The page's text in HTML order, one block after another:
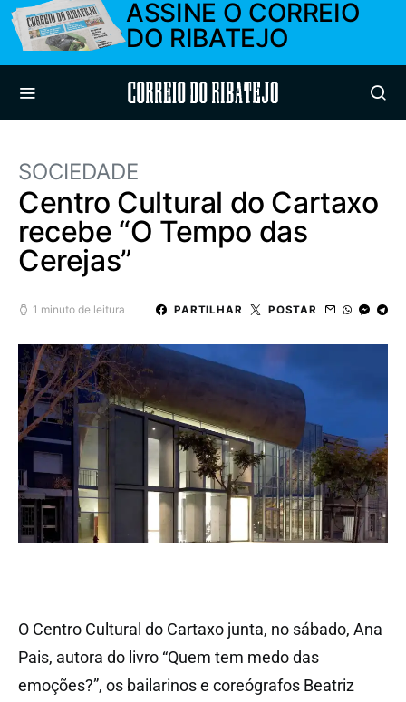
ASSINE O CORREIO
DO RIBATEJO
Correio do Ribatejo
SOCIEDADE
Centro Cultural do Cartaxo
recebe “O Tempo das
Cerejas”
1 minuto de leitura PARTILHAR POSTAR
O Centro Cultural do Cartaxo junta, no sábado, Ana
Pais, autora do livro “Quem tem medo das
emoções?”, os bailarinos e coreógrafos Beatriz